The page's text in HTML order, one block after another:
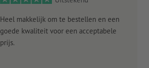
Heel makkelijk om te bestellen en een
goede kwaliteit voor een acceptabele
prijs.